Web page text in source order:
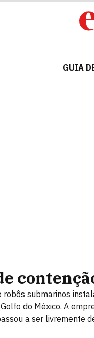
GUIA
submarinos
do México. A
a ser livremente